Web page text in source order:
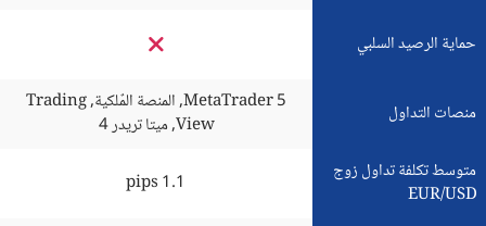
حماية الرصيد السلبي
منصات التداول
MetaTrader 5, المنصة المٌلكية, Trading
View, ميتا تريدر 4
متوسط تكلفة تداول زوج
EUR/USD
1.1 pips